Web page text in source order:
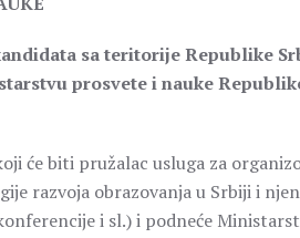
sa teritorije Republike
prosvete i nauke
će biti pružalac usluga za
razvoja obrazovanja u Srbiji i
i sl.) i podneće